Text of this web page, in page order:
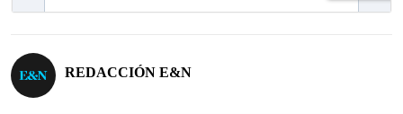
REDACCIÓN E&N